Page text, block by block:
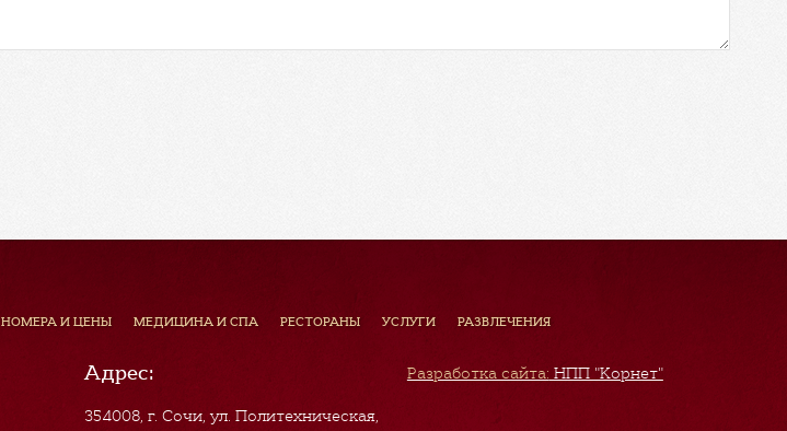
НОМЕРА И ЦЕНЫ МЕДИЦИНА И СПА РЕСТОРАНЫ УСЛУГИ РАЗВЛЕЧЕНИЯ
Адрес:
354008, г. Сочи,ул. Политехническая,
Разработка сайта: НПП "Корнет"